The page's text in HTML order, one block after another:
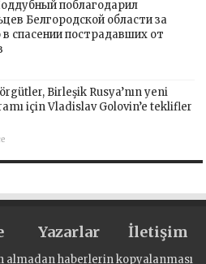
поблагодарил
Белгородской области за
спасении пострадавших от
örgütler, Birleşik Rusya’nın yeni
için Vladislav Golovin’e teklifler
Yazarlar İletişim
almadan haberlerin kopyalanması